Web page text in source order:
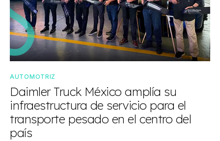
AUTOMOTRIZ
Daimler Truck México amplía su
infraestructura de servicio para el
transporte pesado en el centro del
país